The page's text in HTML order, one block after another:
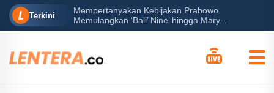
Terkini
Mempertanyakan Kebijakan Prabowo
Memulangkan ‘Bali’ Nine’ hingga Mary...